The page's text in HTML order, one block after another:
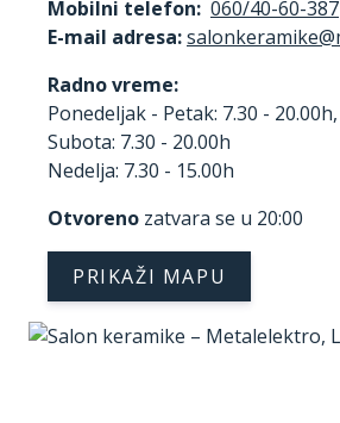
Mobilni telefon: 060/40-60-387
E-mail adresa:
Radno vreme:
Ponedeljak - Petak: 7.30 - 20.00h,
Subota: 7.30 - 20.00h
Nedelja: 7.30 - 15.00h
Otvoreno zatvara se u 20:00
PRIKAŽI MAPU